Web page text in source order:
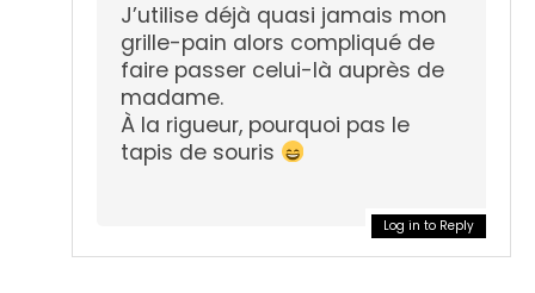
J’utilise déjà quasi jamais mon
grille-pain alors compliqué de
faire passer celui-là auprès de
madame.
À la rigueur, pourquoi pas le
tapis de souris
Log in to Reply